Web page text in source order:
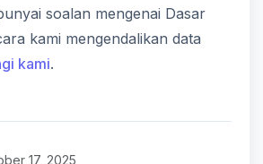
soalan mengenai Dasar
kami mengendalikan data
kami.
17, 2025